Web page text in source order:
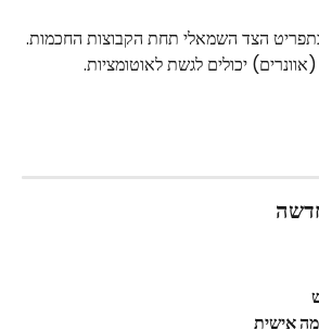
הצד השמאלי תחת הקבוצות החכמות.
יכולים לגשת לאוטומציות.
אישית